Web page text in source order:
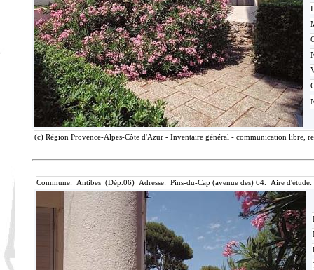
(c) Région Provence-Alpes-Côte d'Azur - Inventaire général - communication libre,
Commune: Antibes (Dép.06) Adresse: Pins-du-Cap (avenue des) 64. Aire